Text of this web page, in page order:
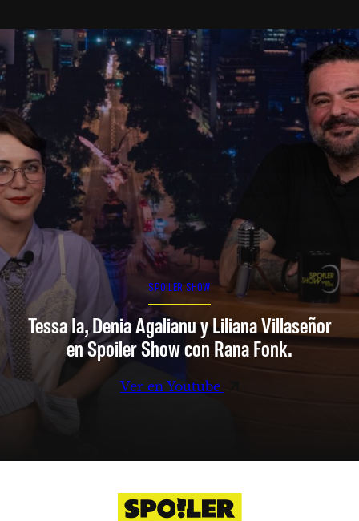
SPOILER SHOW
Tessa Ia, Denia Agalianu y Liliana Villaseñor
en Spoiler Show con Rana Fonk.
Ver en Youtube